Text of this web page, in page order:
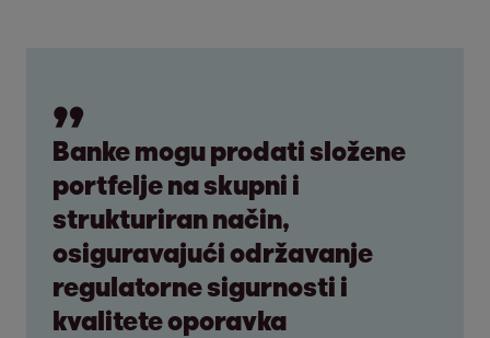
Banke mogu prodati složene
portfelje na skupni i
strukturiran način,
osiguravajući održavanje
regulatorne sigurnosti i
kvalitete oporavka